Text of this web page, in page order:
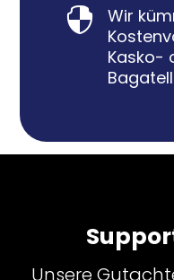

Wir
Kasko-
Unsere